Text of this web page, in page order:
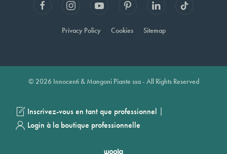
Privacy Policy Cookies Sitemap
© 2026 Innocenti & Mangoni Piante ssa - All Rights Reserved
Inscrivez-vous en tant que professionnel |
Login à la boutique professionnelle